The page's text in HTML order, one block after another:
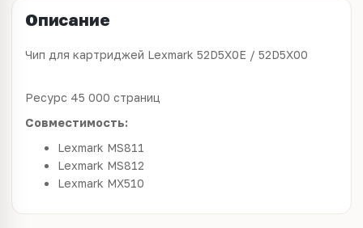
Описание
Чип для картриджей Lexmark 52D5X0E / 52D5X00
Ресурс 45 000 страниц
Совместимость:
Lexmark MS811
Lexmark MS812
Lexmark MX510